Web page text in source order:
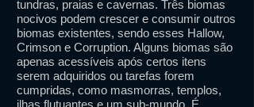
tundras, praias e cavernas. Três biomas
nocivos podem crescer e consumir outros
biomas existentes, sendo esses Hallow,
Crimson e Corruption. Alguns biomas são
apenas acessíveis após certos itens
serem adquiridos ou tarefas forem
cumpridas, como masmorras, templos,
ilhas flutuantes e um sub-mundo. É